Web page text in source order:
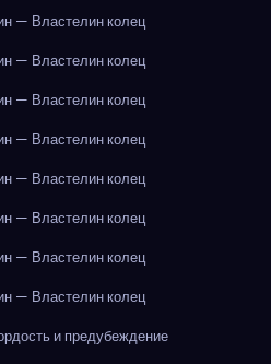
— Властелин колец
— Властелин колец
— Властелин колец
— Властелин колец
— Властелин колец
— Властелин колец
— Властелин колец
— Властелин колец
и предубеждение